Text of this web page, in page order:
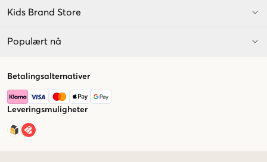
Kids Brand Store
Populært nå
Betalingsalternativer
Leveringsmuligheter